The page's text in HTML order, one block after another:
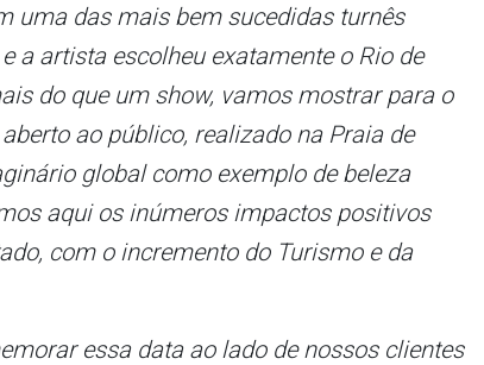
uma das mais bem sucedidas turnês
a artista escolheu exatamente o Rio de
do que um show, vamos mostrar para o
ao público, realizado na Praia de
global como exemplo de beleza
aqui os inúmeros impactos positivos
com o incremento do Turismo e da
essa data ao lado de nossos clientes